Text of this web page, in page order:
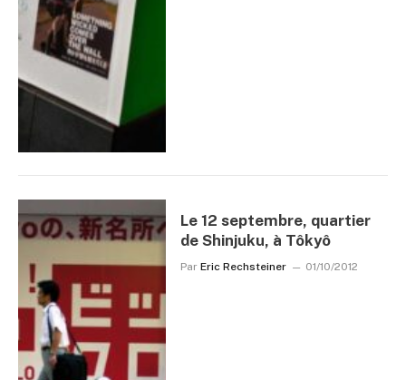
Le 12 septembre, quartier
de Shinjuku, à Tôkyô
Par Eric Rechsteiner 01/10/2012